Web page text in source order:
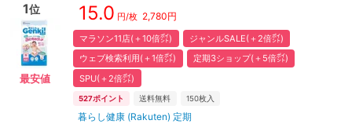
1位
最安値
15.0 円/枚 2,780円
マラソン11店(＋10倍㌽)
ジャンルSALE(＋2倍㌽)
ウェブ検索利用(＋1倍㌽)
定期3ショップ(＋5倍㌽)
SPU(＋2倍㌽)
527ポイント 送料無料 150枚入
暮らし健康 (Rakuten) 定期